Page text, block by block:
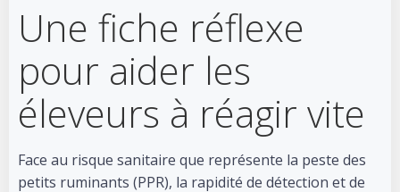
Une fiche réflexe
pour aider les
éleveurs à réagir vite
Face au risque sanitaire que représente la peste des
petits ruminants (PPR), la rapidité de détection et de